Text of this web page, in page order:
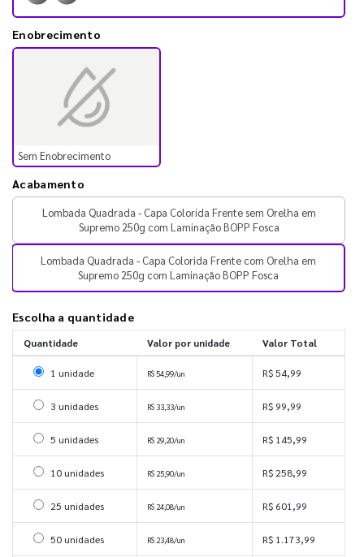
Enobrecimento
Sem Enobrecimento
Acabamento
Lombada Quadrada - Capa Colorida Frente sem Orelha em
Supremo 250g com Laminação BOPP Fosca
Lombada Quadrada - Capa Colorida Frente com Orelha em
Supremo 250g com Laminação BOPP Fosca
Escolha a quantidade
Quantidade Valor por unidade Valor Total
Selecionar 1 unidade
1 unidade R$ 54,99/un R$ 54,99
Selecionar 3 unidades
3 unidades R$ 33,33/un R$ 99,99
Selecionar 5 unidades
5 unidades R$ 29,20/un R$ 145,99
Selecionar 10 unidades
10 unidades R$ 25,90/un R$ 258,99
Selecionar 25 unidades
25 unidades R$ 24,08/un R$ 601,99
Selecionar 50 unidades
50 unidades R$ 23,48/un R$ 1.173,99